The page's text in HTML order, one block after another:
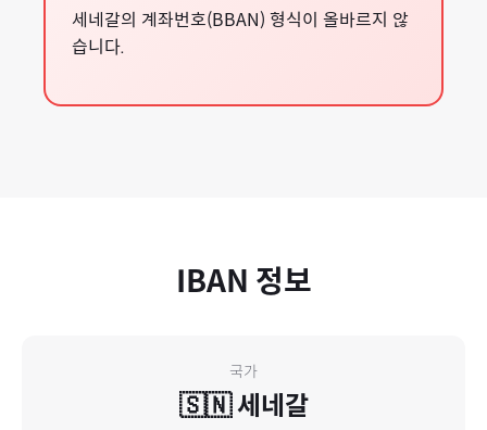
세네갈의 계좌번호(BBAN) 형식이 올바르지 않
습니다.
IBAN 정보
국가
🇸🇳세네갈